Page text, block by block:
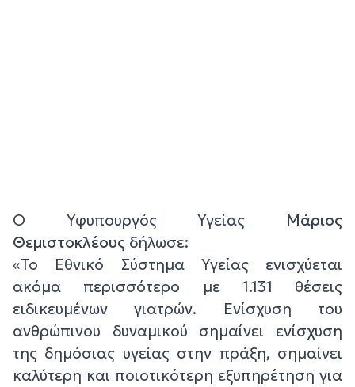
Ο Υφυπουργός Υγείας Μάριος
Θεμιστοκλέους δήλωσε:
«Το Εθνικό Σύστημα Υγείας ενισχύεται
ακόμα περισσότερο με 1.131 θέσεις
ειδικευμένων γιατρών. Ενίσχυση του
ανθρώπινου δυναμικού σημαίνει ενίσχυση
της δημόσιας υγείας στην πράξη, σημαίνει
καλύτερη και ποιοτικότερη εξυπηρέτηση για